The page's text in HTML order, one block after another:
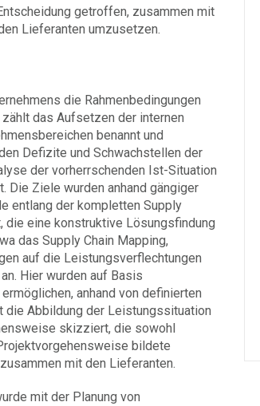
getroffen, zusammen mit
Lieferanten umzusetzen.
die Rahmenbedingungen
das Aufsetzen der internen
benannt und
Defizite und Schwachstellen der
der vorherrschenden Ist-Situation
Die Ziele wurden anhand gängiger
entlang der kompletten Supply
die eine konstruktive Lösungsfindung
das Supply Chain Mapping,
auf die Leistungsverflechtungen
Hier wurden auf Basis
anhand von definierten
die Abbildung der Leistungssituation
skizziert, die sowohl
bildete
mit den Lieferanten.
mit der Planung von